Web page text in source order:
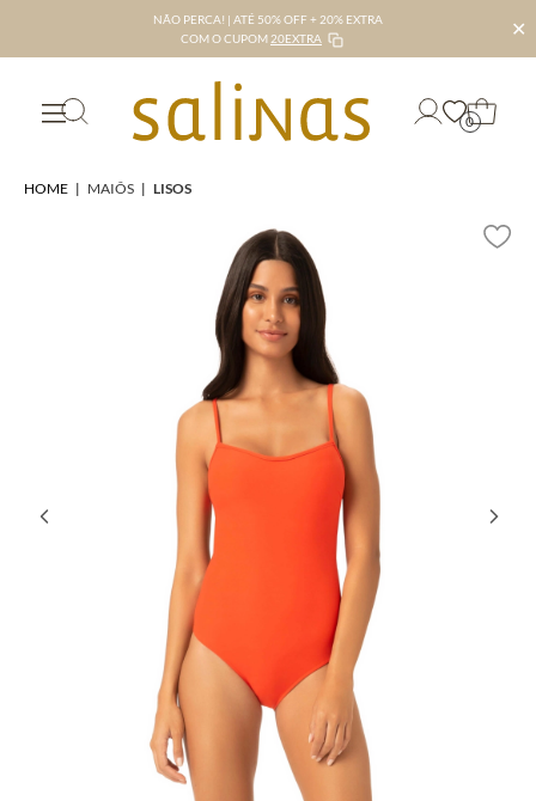
NÃO PERCA! | ATÉ 50% OFF + 20% EXTRA
COM O CUPOM 20EXTRA ✕
0
HOME | MAIÔS | LISOS